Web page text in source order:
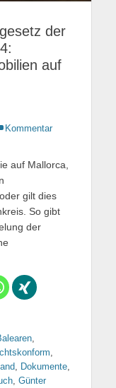
der
auf
Kommentar
auf Mallorca,
gilt dies
So gibt
der
Dokumente
Günter